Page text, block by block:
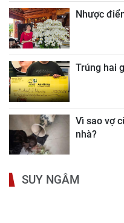
Nhược
Trúng hai
Vì sao vợ
nhà?
SUY NGẪM